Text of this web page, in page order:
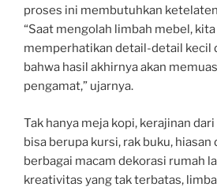
proses ini membutuhkan
“Saat mengolah limbah mebel,
memperhatikan detail-detail kecil
bahwa hasil akhirnya akan
pengamat,” ujarnya.
Tak hanya meja kopi, kerajinan
bisa berupa kursi, rak buku, hiasan
berbagai macam dekorasi rumah
kreativitas yang tak terbatas,